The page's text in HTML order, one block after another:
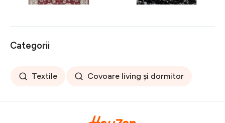
Categorii
Textile Covoare living și dormitor